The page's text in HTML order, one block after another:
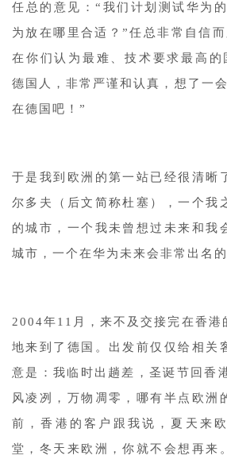
任总的意见：“我们计划测试华为
为放在哪里合适？”任总非常自信
在你们认为最难、技术要求最高的
德国人，非常严谨和认真，想了一
在德国吧！”
于是我到欧洲的第一站已经很清晰
尔多夫（后文简称杜塞），一个我
的城市，一个我未曾想过未来和我
城市，一个在华为未来会非常出名的
2004年11月，来不及交接完在香港
地来到了德国。出发前仅仅给相关
意是：我临时出趟差，圣诞节回香
风凌冽，万物凋零，哪有半点欧洲
前，香港的客户跟我说，夏天来
堂，冬天来欧洲，你就不会想再来